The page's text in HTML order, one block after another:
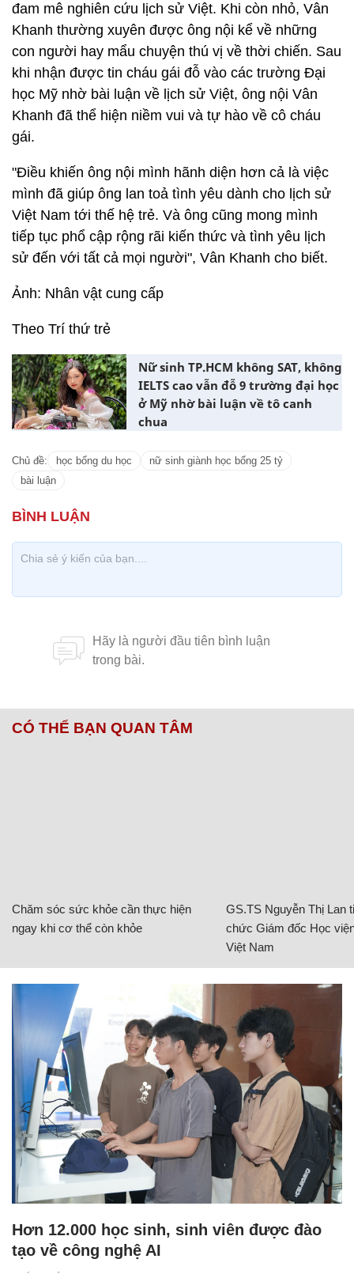
đam mê nghiên cứu lịch sử Việt. Khi còn nhỏ, Vân
Khanh thường xuyên được ông nội kể về những
con người hay mẩu chuyện thú vị về thời chiến. Sau
khi nhận được tin cháu gái đỗ vào các trường Đại
học Mỹ nhờ bài luận về lịch sử Việt, ông nội Vân
Khanh đã thể hiện niềm vui và tự hào về cô cháu
gái.
"Điều khiến ông nội mình hãnh diện hơn cả là việc
mình đã giúp ông lan toả tình yêu dành cho lịch sử
Việt Nam tới thế hệ trẻ. Và ông cũng mong mình
tiếp tục phổ cập rộng rãi kiến thức và tình yêu lịch
sử đến với tất cả mọi người", Vân Khanh cho biết.
Ảnh: Nhân vật cung cấp
Theo Trí thứ trẻ
Nữ sinh TP.HCM không SAT, không
IELTS cao vẫn đỗ 9 trường đại học
ở Mỹ nhờ bài luận về tô canh
chua
Chủ đề: học bổng du học
nữ sinh giành học bổng 25 tỷ
bài luận
CÓ THỂ BẠN QUAN TÂM
Chăm sóc sức khỏe cần thực hiện
ngay khi cơ thể còn khỏe
GS.TS Nguyễn Thị Lan
chức Giám đốc Học
Việt Nam
Hơn 12.000 học sinh, sinh viên được đào
tạo về công nghệ AI